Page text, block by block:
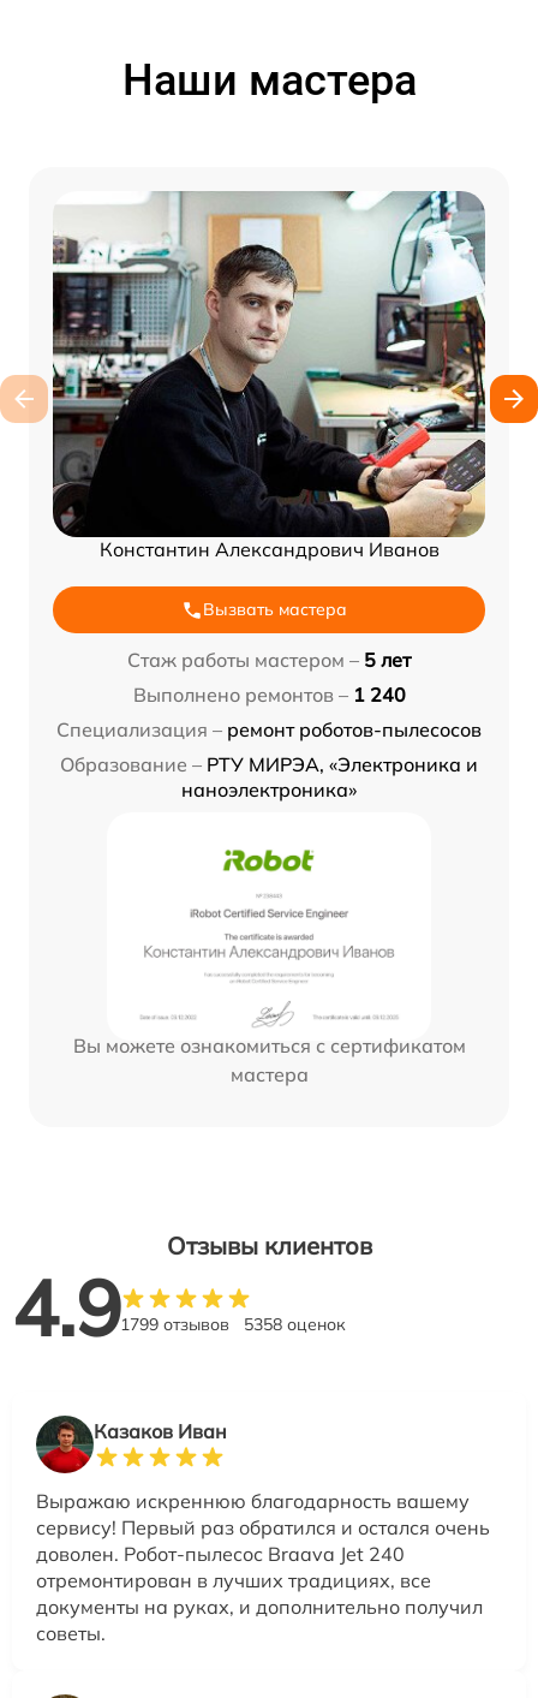
Наши мастера
Константин Александрович Иванов
Вызвать мастера
Стаж работы мастером – 5 лет
Выполнено ремонтов – 1 240
Специализация – ремонт роботов-пылесосов
Образование – РТУ МИРЭА, «Электроника и
наноэлектроника»
Вы можете ознакомиться с сертификатом
мастера
Отзывы клиентов
4.91799 отзывов 5358 оценок
Казаков Иван
Выражаю искреннюю благодарность вашему
сервису! Первый раз обратился и остался очень
доволен. Робот-пылесос Braava Jet 240
отремонтирован в лучших традициях, все
документы на руках, и дополнительно получил
советы.